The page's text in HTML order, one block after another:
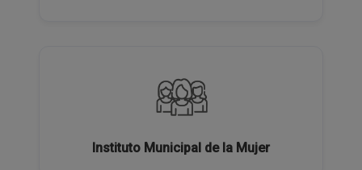
Instituto Municipal de la Mujer